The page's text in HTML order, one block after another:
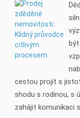
cestou projít s
shodu s rodinou, s
zahájit komunikaci